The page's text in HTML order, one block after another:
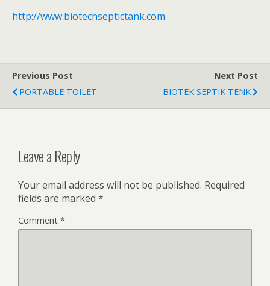
http://www.biotechseptictank.com
Previous Post
PORTABLE TOILET
Next Post
BIOTEK SEPTIK TENK
Leave a Reply
Your email address will not be published. Required
fields are marked *
Comment *